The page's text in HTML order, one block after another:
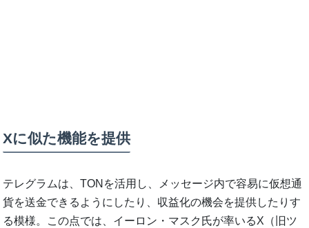
Xに似た機能を提供
テレグラムは、TONを活用し、メッセージ内で容易に仮想通
貨を送金できるようにしたり、収益化の機会を提供したりす
る模様。この点では、イーロン・マスク氏が率いるX（旧ツ